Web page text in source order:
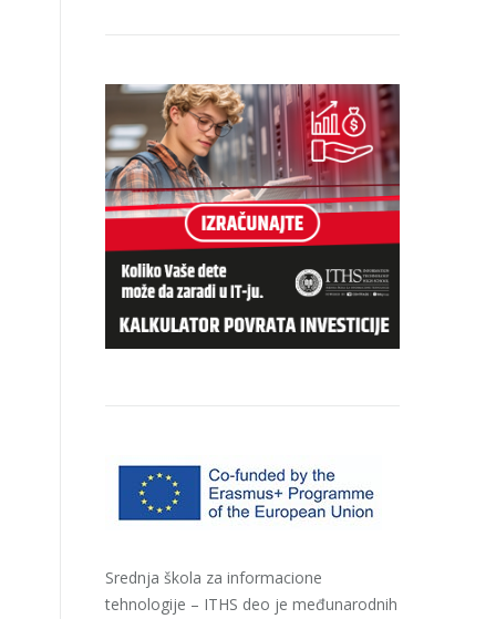
Srednja škola za informacione
tehnologije – ITHS deo je međunarodnih